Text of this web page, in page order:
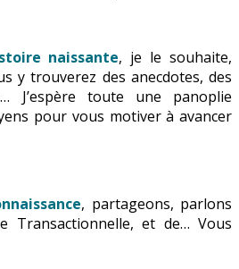
naissante, je le souhaite,
y trouverez des anecdotes, des
J’espère toute une panoplie
pour vous motiver à avancer
, partageons, parlons
Transactionnelle, et de… Vous